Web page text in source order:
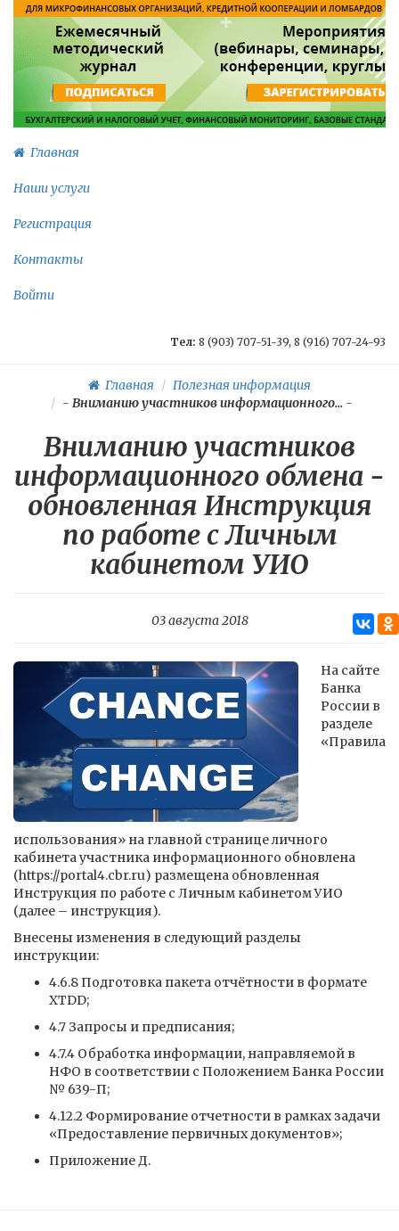
Главная
Наши услуги
Регистрация
Контакты
Войти
Тел: 8 (903) 707-51-39, 8 (916) 707-24-93
Главная
Полезная информация
- Вниманию участников информационного... -
Вниманию участников
информационного обмена -
обновленная Инструкция
по работе с Личным
кабинетом УИО
03 августа 2018
На сайте
Банка
России в
разделе
«Правила
использования» на главной странице личного
кабинета участника информационного обновлена
(https://portal4.cbr.ru) размещена обновленная
Инструкция по работе с Личным кабинетом УИО
(далее – инструкция).
Внесены изменения в следующий разделы
инструкции:
4.6.8 Подготовка пакета отчётности в формате
XTDD;
4.7 Запросы и предписания;
4.7.4 Обработка информации, направляемой в
НФО в соответствии с Положением Банка России
№ 639-П;
4.12.2 Формирование отчетности в рамках задачи
«Предоставление первичных документов»;
Приложение Д.